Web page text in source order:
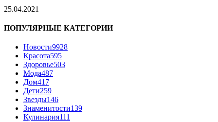
25.04.2021
ПОПУЛЯРНЫЕ КАТЕГОРИИ
Новости9928
Красота595
Здоровье503
Мода487
Дом417
Дети259
Звезды146
Знаменитости139
Кулинария111